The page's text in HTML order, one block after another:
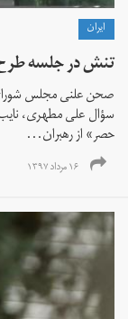
ايران
تنش در جلسه طرح
سؤال علی مطهری،
حصر» از رهبران...
۱۶ مرداد ۱۳۹۷